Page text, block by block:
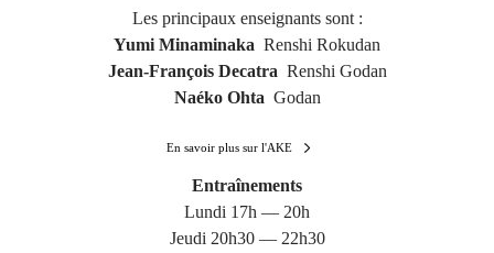
Les principaux enseignants sont :
Yumi Minaminaka Renshi Rokudan
Jean-François Decatra Renshi Godan
Naéko Ohta Godan
En savoir plus sur l'AKE
Entraînements
Lundi 17h — 20h
Jeudi 20h30 — 22h30